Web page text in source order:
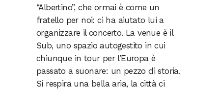
“Albertino”, che ormai è come un
fratello per noi: ci ha aiutato lui a
organizzare il concerto. La venue è il
Sub, uno spazio autogestito in cui
chiunque in tour per l’Europa è
passato a suonare: un pezzo di storia.
Si respira una bella aria, la città ci